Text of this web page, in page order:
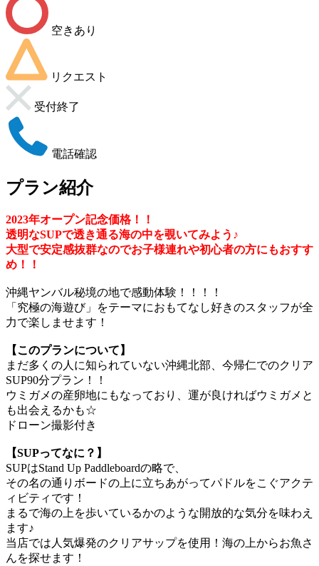
空きあり
リクエスト
受付終了
電話確認
プラン紹介
2023年オープン記念価格！！
透明なSUPで透き通る海の中を覗いてみよう♪
大型で安定感抜群なのでお子様連れや初心者の方にもおすす
め！！
沖縄ヤンバル秘境の地で感動体験！！！！
「究極の海遊び」をテーマにおもてなし好きのスタッフが全
力で楽しませます！
【このプランについて】
まだ多くの人に知られていない沖縄北部、今帰仁でのクリア
SUP90分プラン！！
ウミガメの産卵地にもなっており、運が良ければウミガメと
も出会えるかも☆
ドローン撮影付き
【SUPってなに？】
SUPはStand Up Paddleboardの略で、
その名の通りボードの上に立ちあがってパドルをこぐアクテ
ィビティです！
まるで海の上を歩いているかのような開放的な気分を味わえ
ます♪
当店では人気爆発のクリアサップを使用！海の上からお魚さ
んを探せます！